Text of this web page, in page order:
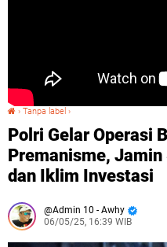
› Tanpa label ›
Polri Gelar Operasi
Premanisme,
dan Iklim Investasi
Admin 10 - Awhy
06/05/25, 16:39 WIB